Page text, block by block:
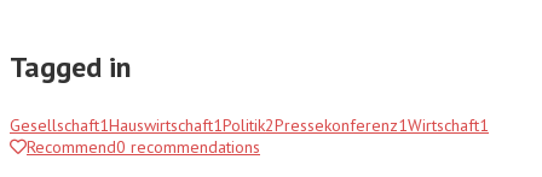
Tagged in
Gesellschaft1Hauswirtschaft1Politik2Pressekonferenz1Wirtschaft1
Recommend0 recommendations